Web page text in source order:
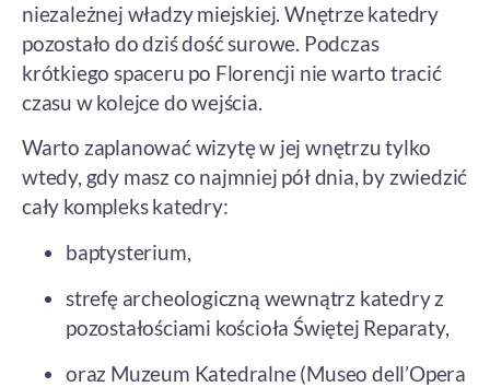
niezależnej władzy miejskiej. Wnętrze katedry
pozostało do dziś dość surowe. Podczas
krótkiego spaceru po Florencji nie warto tracić
czasu w kolejce do wejścia.
Warto zaplanować wizytę w jej wnętrzu tylko
wtedy, gdy masz co najmniej pół dnia, by zwiedzić
cały kompleks katedry:
baptysterium,
strefę archeologiczną wewnątrz katedry z
pozostałościami kościoła Świętej Reparaty,
oraz Muzeum Katedralne (Museo dell’Opera